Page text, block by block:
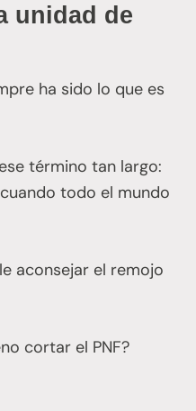
unidad de
ha sido lo que es
término tan largo:
todo el mundo
aconsejar el remojo
cortar el PNF?